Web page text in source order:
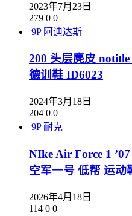
2023年7月23日
279 0 0
9P 阿迪达斯
200 头层麂皮
德训鞋 ID6023
2024年3月18日
204 0 0
9P 耐克
NIke Air Force 1
空军一号 低帮 运动
2026年4月18日
114 0 0